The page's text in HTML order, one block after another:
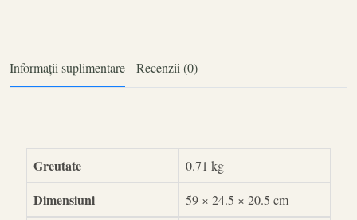
Informații suplimentare Recenzii (0)
Greutate 0.71 kg
Dimensiuni 59 × 24.5 × 20.5 cm